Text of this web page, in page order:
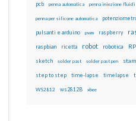
pcb penna automatica penna iniezione fluidi
penna per silicone automatica
pulsanti e arduino pwm raspberry
raspbian ricetta robot robotica
sketch solder past solder past pen
step to step time-lapse timelapse
WS2812 ws2812B xbee